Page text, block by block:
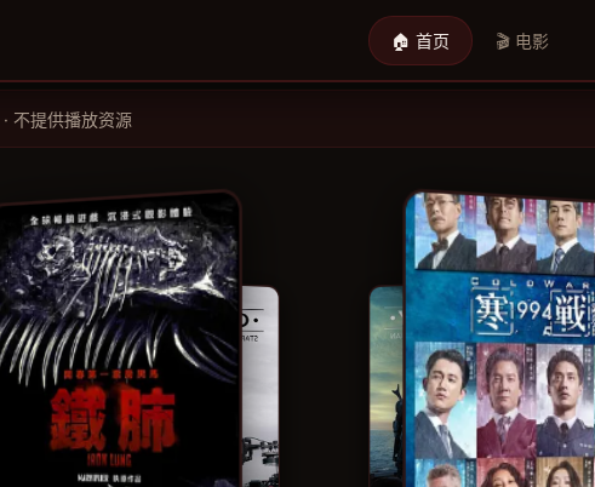
🏠 首页 🎬 电影
· 不提供播放资源